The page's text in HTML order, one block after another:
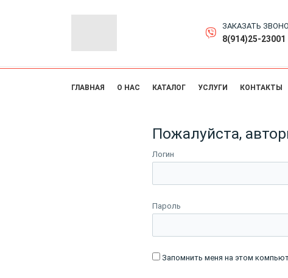
ЗАКАЗАТЬ
8(914)25-23001
ГЛАВНАЯ О НАС КАТАЛОГ УСЛУГИ КОНТАКТЫ
Пожалуйста,
Логин
Пароль
Запомнить меня на этом